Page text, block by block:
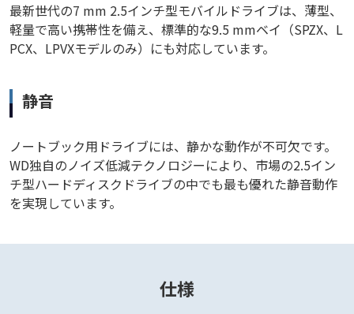
最新世代の7 mm 2.5インチ型モバイルドライブは、薄型、
軽量で高い携帯性を備え、標準的な9.5 mmベイ（SPZX、L
PCX、LPVXモデルのみ）にも対応しています。
静音
ノートブック用ドライブには、静かな動作が不可欠です。
WD独自のノイズ低減テクノロジーにより、市場の2.5イン
チ型ハードディスクドライブの中でも最も優れた静音動作
を実現しています。
仕様